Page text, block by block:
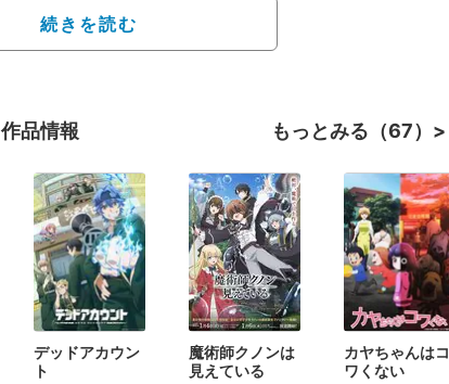
原好美がパーソナリティ
活。4月5日の配信回で
続きを読む
品情報 もっとみる（67）
デッドアカウン
ト
魔術師クノンは
見えている
カヤちゃんはコ
ワくない